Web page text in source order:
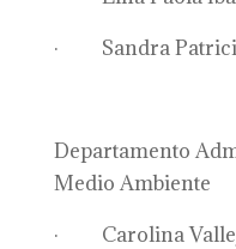
· Sandra
Departamento
Medio Ambiente
· Carolina